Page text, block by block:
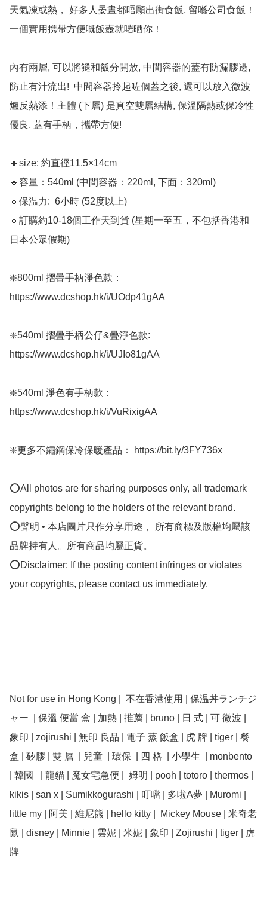
天氣凍或熱， 好多人晏晝都唔願出街食飯, 留喺公司食飯！
一個實用携帶方便嘅飯壺就啱晒你！
內有兩層, 可以將餸和飯分開放, 中間容器的蓋有防漏膠邊,
防止有汁流出!  中間容器拎起咗個蓋之後, 還可以放入微波
爐反熱添！主體 (下層) 是真空雙層結構, 保溫隔熱或保冷性
優良, 蓋有手柄，攜帶方便!
🔹size: 約直徑11.5×14cm
🔹容量：540ml (中間容器：220ml, 下面：320ml)
🔹保温力:  6小時 (52度以上)
🔹訂購約10-18個工作天到貨 (星期一至五，不包括香港和
日本公眾假期) ﻿
❇️800ml 摺疊手柄淨色款：
https://www.dcshop.hk/i/UOdp41gAA
❇️540ml 摺疊手柄公仔&疊淨色款:
https://www.dcshop.hk/i/UJIo81gAA
❇️540ml 淨色有手柄款：
https://www.dcshop.hk/i/VuRixigAA
❇️更多不鏽鋼保冷保暖產品： https://bit.ly/3FY736x
⭕All photos are for sharing purposes only, all trademark
copyrights belong to the holders of the relevant brand.
⭕聲明 • 本店圖片只作分享用途， 所有商標及版權均屬該
品牌持有人。所有商品均屬正貨。
⭕Disclaimer: If the posting content infringes or violates
your copyrights, please contact us immediately.
Not for use in Hong Kong |  不在香港使用 | 保温丼ランチジ
ャー  | 保溫 便當 盒 | 加熱 | 推薦 | bruno | 日 式 | 可 微波 |
象印 | zojirushi | 無印 良品 | 電子 蒸 飯盒 | 虎 牌 | tiger | 餐
盒 | 矽膠 | 雙 層  | 兒童  | 環保  | 四 格  | 小學生  | monbento
| 韓國   | 龍貓 | 魔女宅急便 |  姆明 | pooh | totoro | thermos |
kikis | san x | Sumikkogurashi | 叮噹 | 多啦A夢 | Muromi |
little my | 阿美 | 維尼熊 | hello kitty |  Mickey Mouse | 米奇老
鼠 | disney | Minnie | 雲妮 | 米妮 | 象印 | Zojirushi | tiger | 虎
牌